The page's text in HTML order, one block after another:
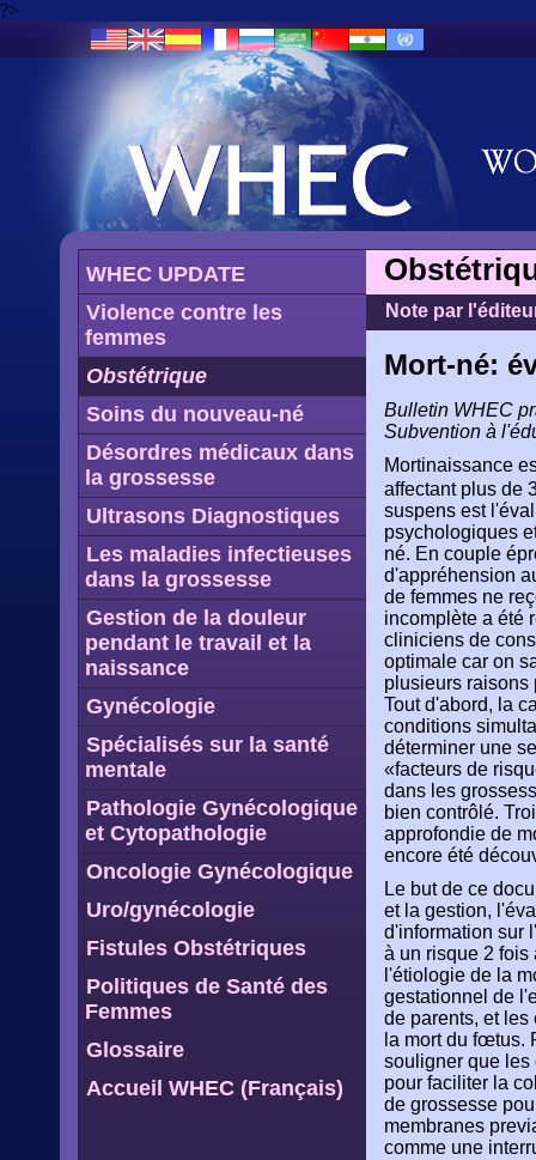
?>
WHEC UPDATE
Violence contre les
femmes
Obstétrique
Soins du nouveau-né
Désordres médicaux dans
la grossesse
Ultrasons Diagnostiques
Les maladies infectieuses
dans la grossesse
Gestion de la douleur
pendant le travail et la
naissance
Gynécologie
Spécialisés sur la santé
mentale
Pathologie Gynécologique
et Cytopathologie
Oncologie Gynécologique
Uro/gynécologie
Fistules Obstétriques
Politiques de Santé des
Femmes
Glossaire
Accueil WHEC (Français)
Note par
Mort-né:
Bulletin WHEC
Subvention à
Mortinaissance
affectant plus de
suspens est
psychologiques
né. En couple
d'appréhension
de femmes ne
incomplète a été
cliniciens de
optimale car on
plusieurs raisons
Tout d'abord, la
conditions
déterminer une
«facteurs de
dans les
bien contrôlé.
approfondie de
encore été
Le but de ce
et la gestion,
d'information sur
à un risque 2 fois
l'étiologie de la
gestationnel de
de parents, et les
la mort du fœtus.
souligner que les
pour faciliter la
de grossesse
membranes
comme une